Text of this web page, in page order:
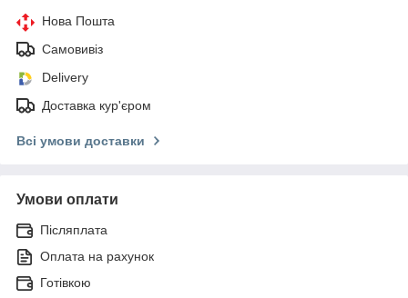
Нова Пошта
Самовивіз
Delivery
Доставка кур'єром
Всі умови доставки
Умови оплати
Післяплата
Оплата на рахунок
Готівкою